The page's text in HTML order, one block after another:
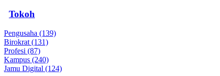
Tokoh
Pengusaha (139)
Birokrat (131)
Profesi (87)
Kampus (240)
Jamu Digital (124)